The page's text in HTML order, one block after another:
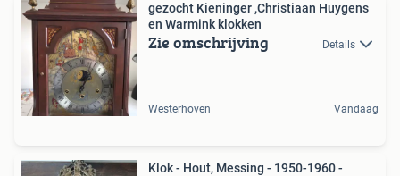
gezocht Kieninger ,Christiaan Huygens
en Warmink klokken
Zie omschrijving Details
Westerhoven Vandaag
Klok - Hout, Messing - 1950-1960 -